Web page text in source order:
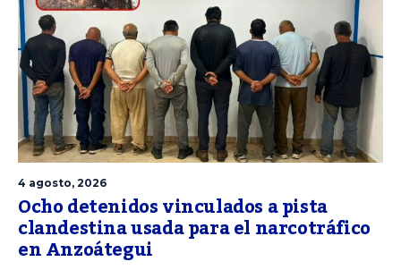
4 agosto, 2026
Ocho detenidos vinculados a pista
clandestina usada para el narcotráfico
en Anzoátegui